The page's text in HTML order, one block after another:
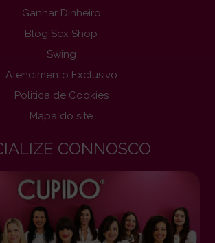
Ganhar Dinheiro
Blog Sex Shop
Swing
Atendimento Exclusivo
Politica de Cookies
Mapa do site
CONNOSCO